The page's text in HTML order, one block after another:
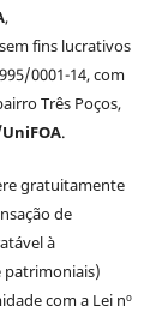
,
fins lucrativos
0001-14, com
Três Poços,
.
gratuitamente
de
à
patrimoniais)
com a Lei nº